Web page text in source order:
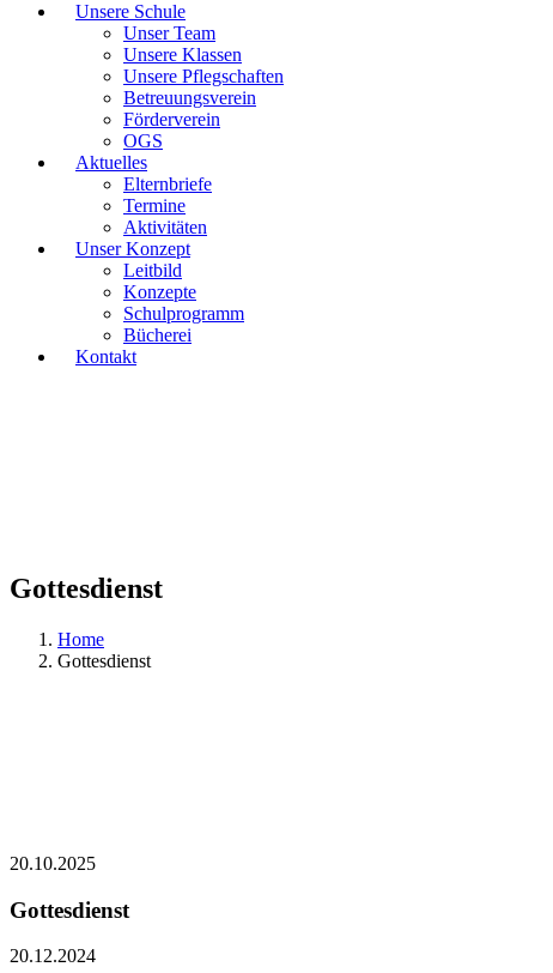
Unsere Schule
Unser Team
Unsere Klassen
Unsere Pflegschaften
Betreuungsverein
Förderverein
OGS
Aktuelles
Elternbriefe
Termine
Aktivitäten
Unser Konzept
Leitbild
Konzepte
Schulprogramm
Bücherei
Kontakt
Gottesdienst
Home
Gottesdienst
20.10.2025
Gottesdienst
20.12.2024